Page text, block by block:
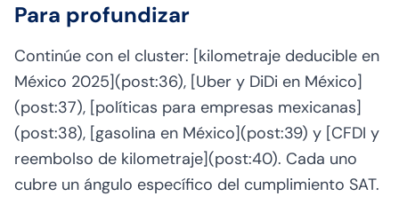
Para profundizar
Continúe con el cluster: [kilometraje deducible en
México 2025](post:36), [Uber y DiDi en México]
(post:37), [políticas para empresas mexicanas]
(post:38), [gasolina en México](post:39) y [CFDI y
reembolso de kilometraje](post:40). Cada uno
cubre un ángulo específico del cumplimiento SAT.